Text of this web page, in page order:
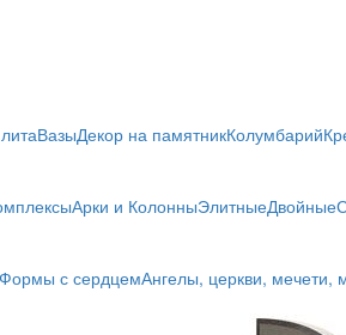
ВазыДекор на памятникКолумбарий
Арки и КолонныЭлитныеДвойные
Формы с сердцемАнгелы, церкви, мечети,